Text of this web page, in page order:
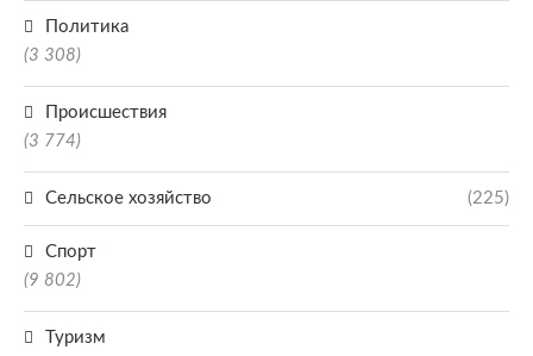
Политика
(3 308)
Происшествия
(3 774)
Сельское хозяйство (225)
Спорт
(9 802)
Туризм